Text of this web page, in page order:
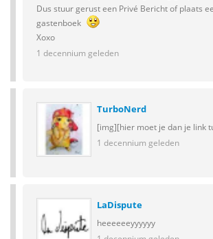
Dus stuur gerust een Privé Bericht of plaats
gastenboek
Xoxo
1 decennium geleden
TurboNerd
[img][hier moet je dan je link
1 decennium geleden
LaDispute
heeeeeeyyyyyy